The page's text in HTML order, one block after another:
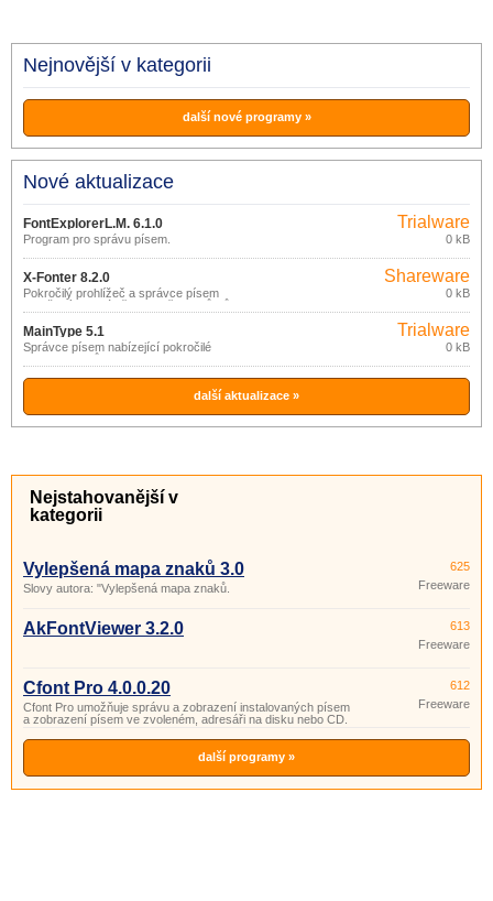
Nejnovější v kategorii
další nové programy »
Nové aktualizace
FontExplorerL.M. 6.1.0
Program pro správu písem.
Trialware
0 kB
X-Fonter 8.2.0
Pokročilý prohlížeč a správce písem
navržený speciálně pro potřeby tvůrců
webů a grafiků.
Shareware
0 kB
MainType 5.1
Správce písem nabízející pokročilé
funkce pro tvůrce grafiky a typografie i
základní možnosti pro běžné uživatele,
kteří jen chtějí instalovat nový typ písma.
Trialware
0 kB
další aktualizace »
Nejstahovanější v
kategorii
Vylepšená mapa znaků 3.0
Slovy autora: "Vylepšená mapa znaků.
625
Freeware
AkFontViewer 3.2.0
613
Freeware
Cfont Pro 4.0.0.20
Cfont Pro umožňuje správu a zobrazení instalovaných písem
a zobrazení písem ve zvoleném, adresáři na disku nebo CD.
612
Freeware
další programy »